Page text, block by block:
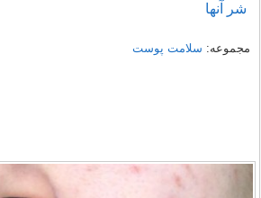
شر آنها
مجموعه: سلامت پوست